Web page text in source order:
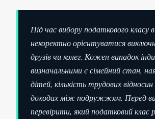
Під час вибору податкового класу
некоректно орієнтуватися
друзів чи колег. Кожен випадок
визначальними є сімейний стан,
дітей, кількість трудових відносин
доходах між подружжям. Перед
перевірити, який податковий клас